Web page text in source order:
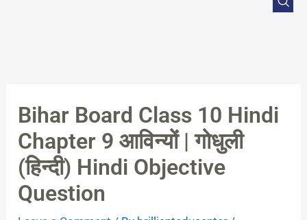
Bihar Board Class 10 Hindi
Chapter 9 आविन्यों | गोधुली
(हिन्दी) Hindi Objective
Question